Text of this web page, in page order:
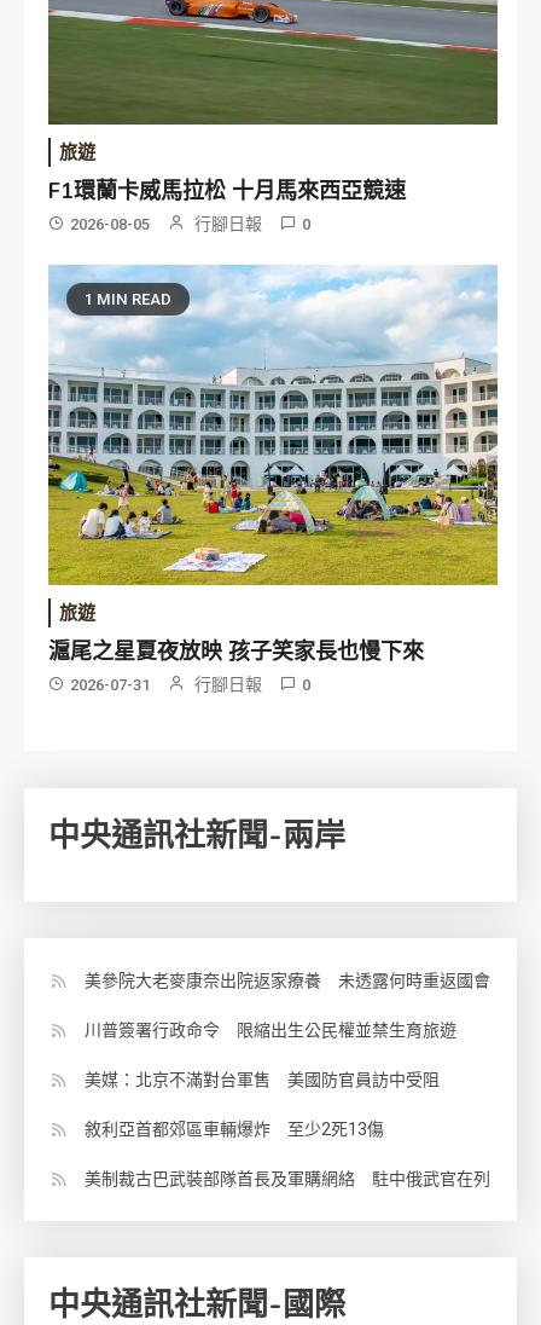
旅遊
F1環蘭卡威馬拉松 十月馬來西亞競速
2026-08-05 行腳日報 0
1 MIN READ
旅遊
滬尾之星夏夜放映 孩子笑家長也慢下來
2026-07-31 行腳日報 0
中央通訊社新聞-兩岸
美參院大老麥康奈出院返家療養 未透露何時重返國會
川普簽署行政命令 限縮出生公民權並禁生育旅遊
美媒：北京不滿對台軍售 美國防官員訪中受阻
敘利亞首都郊區車輛爆炸 至少2死13傷
美制裁古巴武裝部隊首長及軍購網絡 駐中俄武官在列
中央通訊社新聞-國際